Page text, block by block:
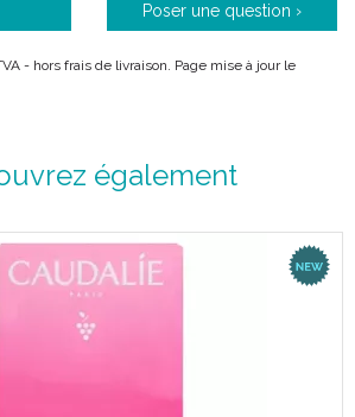
Poser une question ›
- hors frais de livraison. Page mise à jour le
également